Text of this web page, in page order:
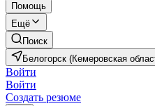
Помощь
Ещё
Поиск
Белогорск (Кемеровская
Войти
Войти
Создать резюме